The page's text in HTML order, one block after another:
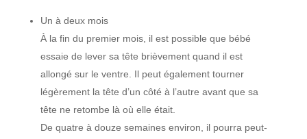
Un à deux mois
À la fin du premier mois, il est possible que bébé
essaie de lever sa tête brièvement quand il est
allongé sur le ventre. Il peut également tourner
légèrement la tête d’un côté à l’autre avant que sa
tête ne retombe là où elle était.
De quatre à douze semaines environ, il pourra peut-